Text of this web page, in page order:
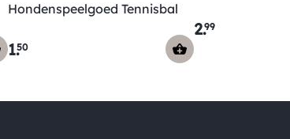
Hondenspeelgoed Tennisbal
1.50
2.99